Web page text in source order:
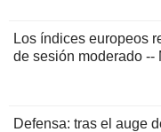
Los índices europeos
de sesión moderado --
Defensa: tras el auge